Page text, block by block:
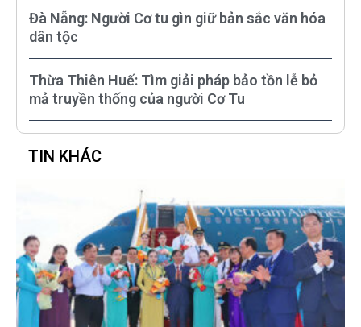
Đà Nẵng: Người Cơ tu gìn giữ bản sắc văn hóa
dân tộc
Thừa Thiên Huế: Tìm giải pháp bảo tồn lễ bỏ
mả truyền thống của người Cơ Tu
TIN KHÁC